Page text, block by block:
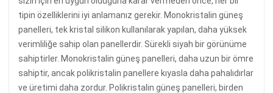
tipin özelliklerini iyi anlamanız gerekir. Monokristalin güneş
panelleri, tek kristal silikon kullanılarak yapılan, daha yüksek
verimliliğe sahip olan panellerdir. Sürekli siyah bir görünüme
sahiptirler. Monokristalin güneş panelleri, daha uzun bir ömre
sahiptir, ancak polikristalin panellere kıyasla daha pahalıdırlar
ve üretimi daha zordur. Polikristalin güneş panelleri, birden